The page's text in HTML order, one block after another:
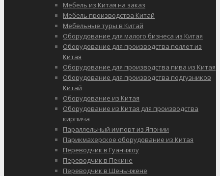
Мебель из Китая на заказ
Мебель производства Китай
Мебельные туры в Китай
Оборудование для малого бизнеса из Китая
Оборудование для производства пеллет из
Китая
Оборудование для производства пива из Китая
Оборудование для производства подгузников
Китай
Оборудование из Китая
Оборудование из Китая для производства
кирпича
Параллельный импорт из Японии
Парикмахерское оборудование из Китая
Переводчик в Гуанчжоу
Переводчик в Пекине
Переводчик в Шеньчжене